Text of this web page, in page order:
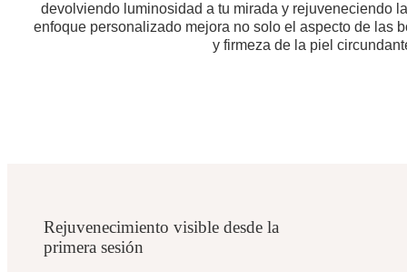
devolviendo luminosidad a tu mirada y rejuveneciendo
enfoque personalizado mejora no solo el aspecto de las
y firmeza de la piel
Rejuvenecimiento visible desde la
primera sesión